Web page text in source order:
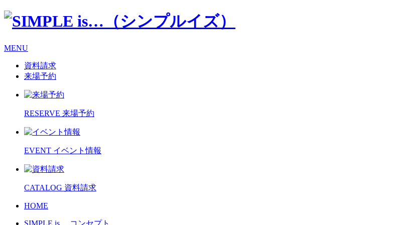
MENU
資料請求
来場予約
RESERVE 来場予約
EVENT イベント情報
CATALOG 資料請求
HOME
SIMPLE is… コンセプト